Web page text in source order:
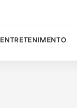
ENTRETENIMENTO